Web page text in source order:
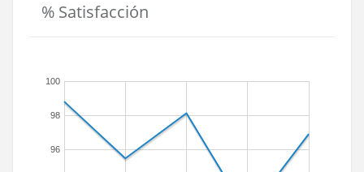
% Satisfacción
96
98
100